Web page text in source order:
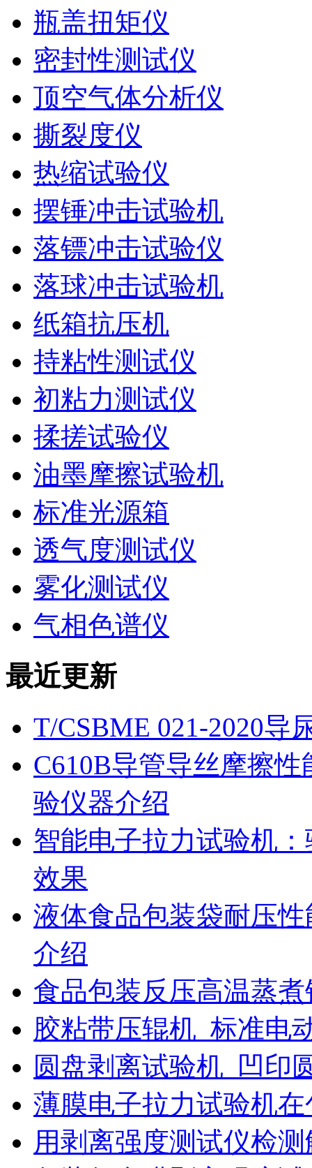
瓶盖扭矩仪
密封性测试仪
顶空气体分析仪
撕裂度仪
热缩试验仪
摆锤冲击试验机
落镖冲击试验仪
落球冲击试验机
纸箱抗压机
持粘性测试仪
初粘力测试仪
揉搓试验仪
油墨摩擦试验机
标准光源箱
透气度测试仪
雾化测试仪
气相色谱仪
最近更新
T/CSBME 021-2020导
C610B导管导丝摩擦
验仪器介绍
智能电子拉力试验机
效果
液体食品包装袋耐压
介绍
食品包装反压高温蒸
胶粘带压辊机_标准电
圆盘剥离试验机_凹印
薄膜电子拉力试验机
用剥离强度测试仪检